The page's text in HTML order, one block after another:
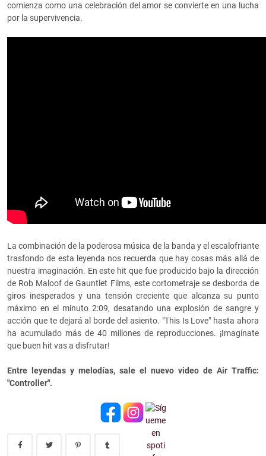
comienza como una celebración del amor se convierte en una lucha
por la supervivencia.
La combinación de la poderosa música de la banda y el escalofriante
trasfondo de esta leyenda nos recuerda que hay cosas más allá de
nuestra imaginación. En este hit que fue producido bajo la dirección
de Rob Maloof de Gauntlet Films, este cortometraje se desborda de
giros inesperados y una tensión creciente que alcanza su punto
máximo en el minuto 2:09, desatando una explosión de sangre y
acción que te dejará al borde del asiento. "This Is Love" hasta ahora
ha acumulado más de 40 millones de reproducciones. ¡Imagínate
que buen hit vas a disfrutar!
Entre leyendas y melodías, sale el nuevo video de Air Traffic:
"Controller".